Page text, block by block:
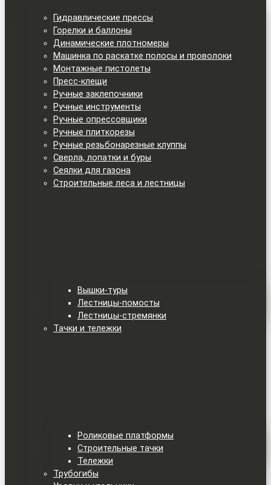
Гидравлические прессы
Горелки и баллоны
Динамические плотномеры
Машинка по раскатке полосы и проволоки
Монтажные пистолеты
Пресс-клещи
Ручные заклепочники
Ручные инструменты
Ручные опрессовщики
Ручные плиткорезы
Ручные резьбонарезные клуппы
Сверла, лопатки и буры
Сеялки для газона
Строительные леса и лестницы
Вышки-туры
Лестницы-помосты
Лестницы-стремянки
Тачки и тележки
Роликовые платформы
Строительные тачки
Тележки
Трубогибы